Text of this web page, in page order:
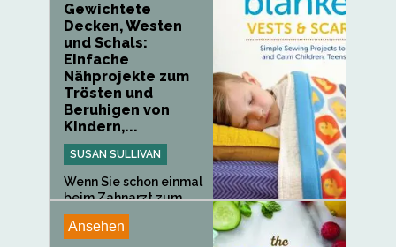
Gewichtete
Decken, Westen
und Schals:
Einfache
Nähprojekte zum
Trösten und
Beruhigen von
Kindern,...
SUSAN SULLIVAN
Wenn Sie schon einmal
beim Zahnarzt zum
Röntgen...
Ansehen